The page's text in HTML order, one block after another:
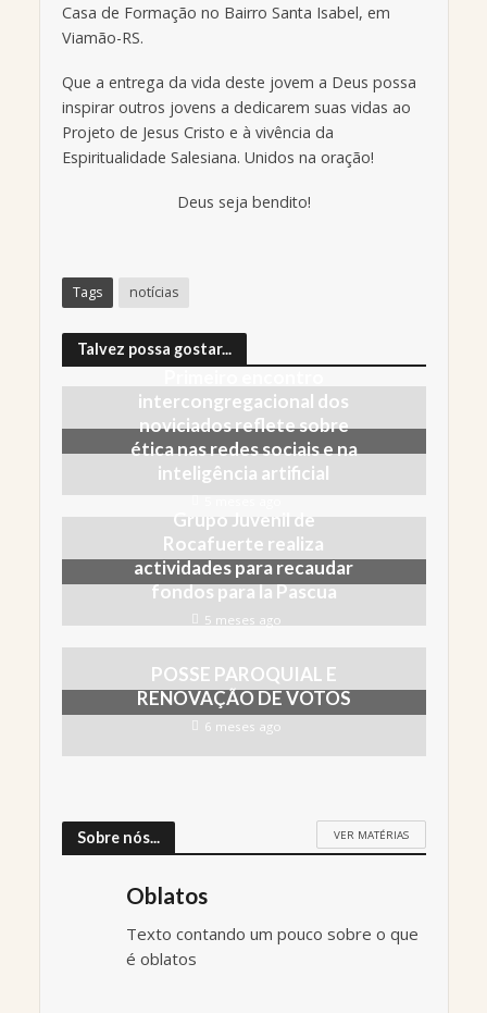
Casa de Formação no Bairro Santa Isabel, em
Viamão-RS.
Que a entrega da vida deste jovem a Deus possa
inspirar outros jovens a dedicarem suas vidas ao
Projeto de Jesus Cristo e à vivência da
Espiritualidade Salesiana. Unidos na oração!
Deus seja bendito!
Tags notícias
Talvez possa gostar...
intercongregacional dos
noviciados reflete sobre
ética nas redes sociais e na
inteligência artificial
Grupo Juvenil de
Rocafuerte realiza
actividades para recaudar
fondos para la Pascua
5 meses ago
POSSE PAROQUIAL E
RENOVAÇÃO DE VOTOS
6 meses ago
Sobre nós... VER MATÉRIAS
Oblatos
Texto contando um pouco sobre o que
é oblatos